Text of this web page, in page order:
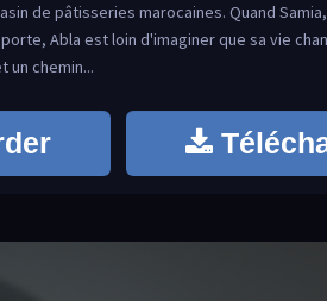
de pâtisseries marocaines. Quand
porte, Abla est loin d'imaginer que sa vie
chemin...